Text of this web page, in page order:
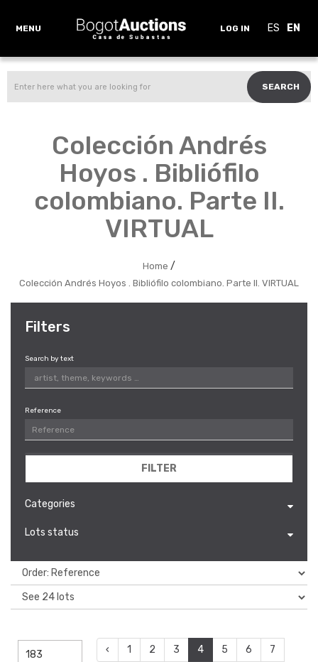
MENU LOG IN ES EN
SEARCH
Colección Andrés
Hoyos . Bibliófilo
colombiano. Parte II.
VIRTUAL
Home /
Colección Andrés Hoyos . Bibliófilo colombiano. Parte II. VIRTUAL
Filters
Search by text
Reference
FILTER
Categories
Lots status
183
‹ 1 2 3 4 5 6
7